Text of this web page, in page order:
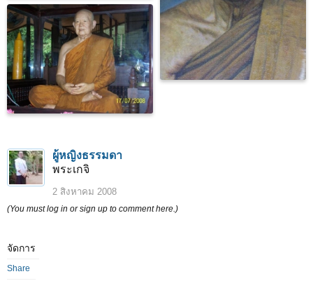
ผู้หญิงธรรมดา
พระเกจิ
2 สิงหาคม 2008
(You must log in or sign up to comment here.)
จัดการ
Share